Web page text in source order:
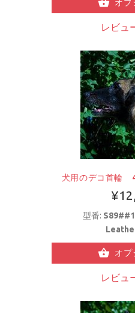
オプ
レビュ
犬用のデコ首輪
型番:
オプ
レビュ